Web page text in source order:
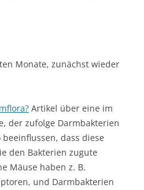
Monate, zunächst wieder
Artikel über eine im
der zufolge Darmbakterien
dass diese
den Bakterien zugute
Mäuse haben z. B.
und Darmbakterien